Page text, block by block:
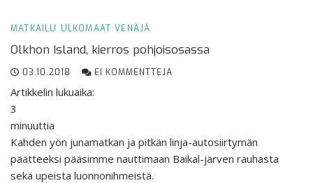
MATKAILU ULKOMAAT VENÄJÄ
Olkhon Island, kierros pohjoisosassa
03.10.2018 EI KOMMENTTEJA
Artikkelin lukuaika:
3
minuuttia
Kahden yön junamatkan ja pitkän linja-autosiirtymän
päätteeksi pääsimme nauttimaan Baikal-järven rauhasta
sekä upeista luonnonihmeistä.